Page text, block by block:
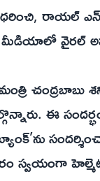
రాయల్ ఎన్
మీడియాలో వైరల్
చంద్రబాబు
ఈ
స్వయంగా హెల్మెట్